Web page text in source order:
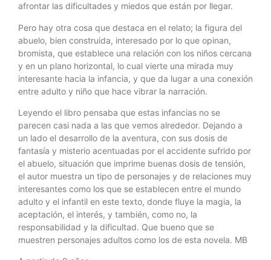
afrontar las dificultades y miedos que están por llegar.
Pero hay otra cosa que destaca en el relato; la figura del
abuelo, bien construida, interesado por lo que opinan,
bromista, que establece una relación con los niños cercana
y en un plano horizontal, lo cual vierte una mirada muy
interesante hacia la infancia, y que da lugar a una conexión
entre adulto y niño que hace vibrar la narración.
Leyendo el libro pensaba que estas infancias no se
parecen casi nada a las que vemos alrededor. Dejando a
un lado el desarrollo de la aventura, con sus dosis de
fantasía y misterio acentuadas por el accidente sufrido por
el abuelo, situación que imprime buenas dosis de tensión,
el autor muestra un tipo de personajes y de relaciones muy
interesantes como los que se establecen entre el mundo
adulto y el infantil en este texto, donde fluye la magia, la
aceptación, el interés, y también, como no, la
responsabilidad y la dificultad. Que bueno que se
muestren personajes adultos como los de esta novela. MB